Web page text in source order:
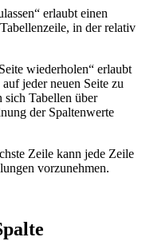
erlaubt einen
in der relativ
wiederholen“ erlaubt
jeder neuen Seite zu
Tabellen über
der Spaltenwerte
Zeile kann jede Zeile
vorzunehmen.